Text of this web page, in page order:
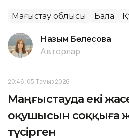
Маңғыстау облысы Бала
Назым Бөлесова
Авторлар
20:46, 05 Тамыз 2026
Маңғыстауда екі
оқушысын соққыға
түсірген